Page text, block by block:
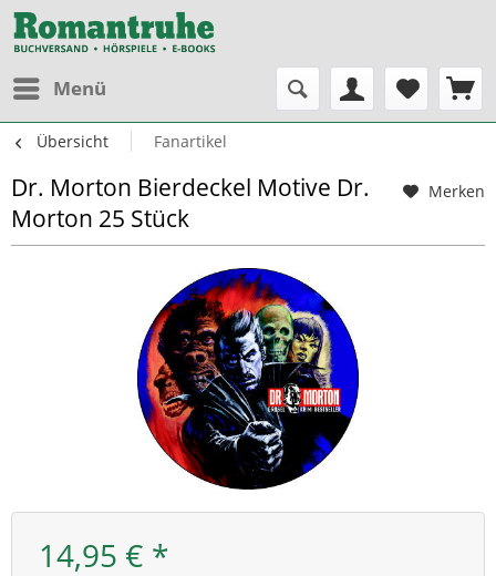
Menü
Übersicht Fanartikel
Merken
Dr. Morton Bierdeckel Motive Dr.
Morton 25 Stück
14,95 € *